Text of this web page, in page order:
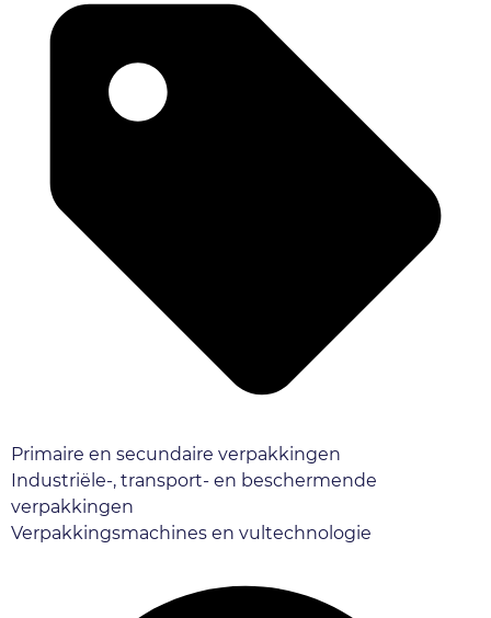
Primaire en secundaire verpakkingen
Industriële-, transport- en beschermende
verpakkingen
Verpakkingsmachines en vultechnologie